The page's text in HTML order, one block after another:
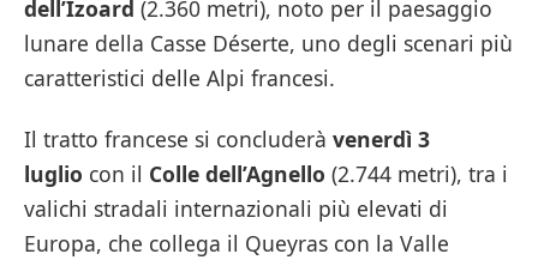
dell’Izoard (2.360 metri), noto per il paesaggio
lunare della Casse Déserte, uno degli scenari più
caratteristici delle Alpi francesi.
Il tratto francese si concluderà venerdì 3
luglio con il Colle dell’Agnello (2.744 metri), tra i
valichi stradali internazionali più elevati di
Europa, che collega il Queyras con la Valle